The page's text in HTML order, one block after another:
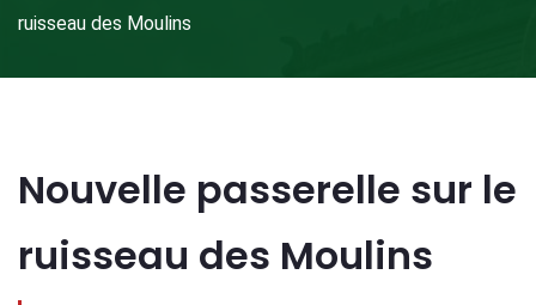
ruisseau des Moulins
Nouvelle passerelle sur le
ruisseau des Moulins